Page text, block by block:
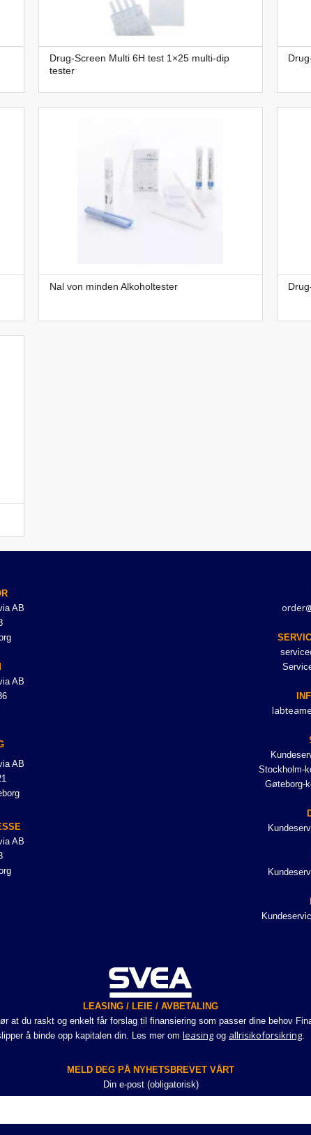
Drug-Screen Multi 6H test 1×25 multi-dip
tester
Nal von minden Alkoholtester
AB
AB
AB
AB
Stockholm-
Gøteborg-
LEASING / LEIE / AVBETALING
at du raskt og enkelt får forslag til finansiering som passer dine behov
å binde opp kapitalen din. Les mer om leasing og allrisikoforsikring.
MELD DEG PÅ NYHETSBREVET VÅRT
Din e-post (obligatorisk)